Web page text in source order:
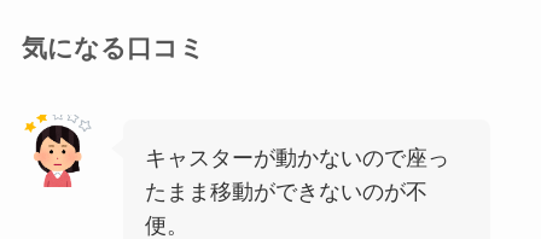
気になる口コミ
キャスターが動かないので座っ
たまま移動ができないのが不
便。